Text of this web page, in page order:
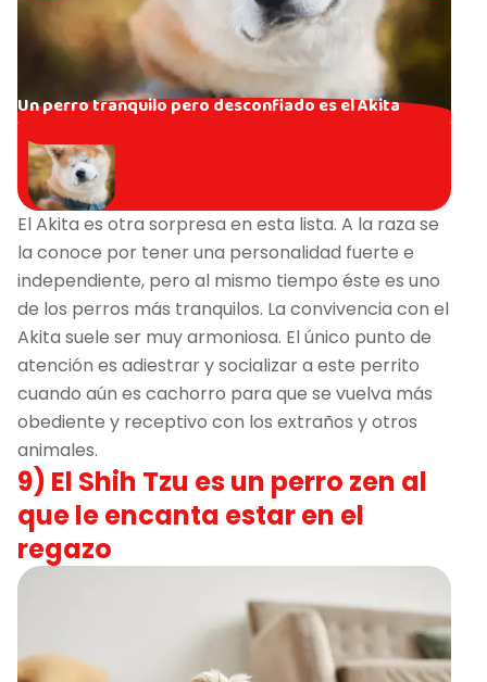
Un perro tranquilo pero desconfiado es el Akita
El Akita es otra sorpresa en esta lista. A la raza se
la conoce por tener una personalidad fuerte e
independiente, pero al mismo tiempo éste es uno
de los perros más tranquilos. La convivencia con el
Akita suele ser muy armoniosa. El único punto de
atención es adiestrar y socializar a este perrito
cuando aún es cachorro para que se vuelva más
obediente y receptivo con los extraños y otros
animales.
9) El Shih Tzu es un perro zen al
que le encanta estar en el
regazo